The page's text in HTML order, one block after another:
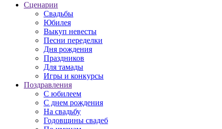
Сценарии
Свадьбы
Юбилея
Выкуп невесты
Песни переделки
Дня рождения
Праздников
Для тамады
Игры и конкурсы
Поздравления
С юбилеем
С днем рождения
На свадьбу
Годовщины свадеб